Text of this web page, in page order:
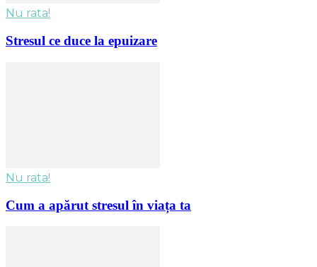
Nu rata!
Stresul ce duce la epuizare
Nu rata!
Cum a apărut stresul în viața ta